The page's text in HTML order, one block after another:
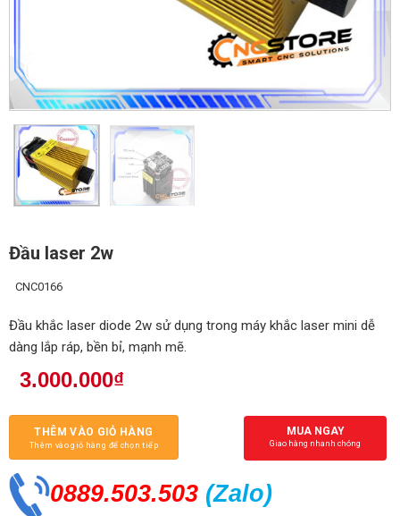
Đầu laser 2w
CNC0166
Đầu khắc laser diode 2w sử dụng trong máy khắc laser mini dễ
dàng lắp ráp, bền bỉ, mạnh mẽ.
3.000.000₫
THÊM VÀO GIỎ HÀNG
Thêm vào giỏ hàng để chọn tiếp
MUA NGAY
Giao hàng nhanh chóng
0889.503.503 (Zalo)